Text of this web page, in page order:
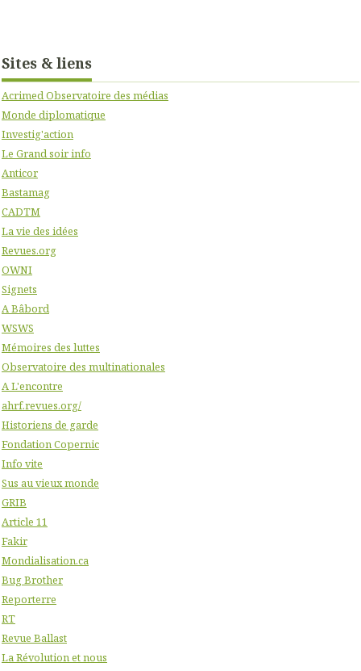
Sites & liens
Acrimed Observatoire des médias
Monde diplomatique
Investig'action
Le Grand soir info
Anticor
Bastamag
CADTM
La vie des idées
Revues.org
OWNI
Signets
A Bâbord
WSWS
Mémoires des luttes
Observatoire des multinationales
A L'encontre
ahrf.revues.org/
Historiens de garde
Fondation Copernic
Info vite
Sus au vieux monde
GRIB
Article 11
Fakir
Mondialisation.ca
Bug Brother
Reporterre
RT
Revue Ballast
La Révolution et nous